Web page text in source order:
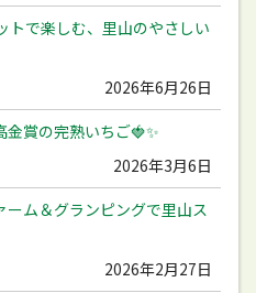
トで楽しむ、里山のやさしい
2026年6月26日
賞の完熟いちご🍓✨
2026年3月6日
ム＆グランピングで里山ス
2026年2月27日